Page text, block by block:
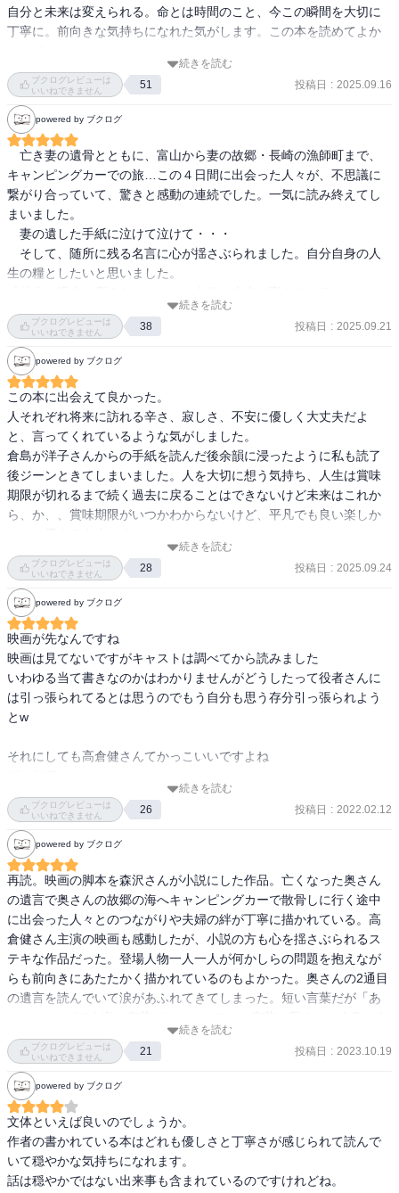
なんだか急に目の前が
曇った。
うん、体に気をつけて
頑張るよ、父さん。
今ごろは見晴しのいい
遥かな海辺でポツンと、
大好きだった釣りでも
しているのかしら。
どうせなにも釣れずに
ぼんやり空でも眺めて
母さんや私もそのうち
そっちに行くから。
たかだか数十年ほんと
あっという間だから。
そして最期は私も海に
散骨してほしいな。
海を見たら思い出して
洋子さんの可愛らしい
悪戯に敬意を込めて、
ささやかだけど星五つ
捧げます。
南原の口添えで、薄香に住む吾郎という漁師を紹介され、洋子の遺
「散骨してしまえば、墓参りに意味が無くなってしまう」という吾
郎の言葉が響きました。
南原という人物の秘密にも驚かされました。
人と人との、縁を感じさせる物語でした。
森沢語録
「他人と過去は変えられないけど、自分と未来は変えられる」
「人生には賞味期限がない」
「不思議な偶然の出会いは、素敵な出来事の前触れ。三回続いた
ら、奇跡が起きる」
自分と未来は変えられる。命とは時間のこと、今この瞬間を大切に
丁寧に。前向きな気持ちになれた気がします。この本を読めてよか
続きを読む
ブクログレビューは
いいねできません
51 投稿日 : 2025.09.16
powered by ブクログ
亡き妻の遺骨とともに、富山から妻の故郷・長崎の漁師町まで、
キャンピングカーでの旅…この４日間に出会った人々が、不思議に
繋がり合っていて、驚きと感動の連続でした。一気に読み終えてし
まいました。
妻の遺した手紙に泣けて泣けて・・・
そして、随所に残る名言に心が揺さぶられました。自分自身の人
生の糧としたいと思いました。
「人生には賞味期限がない」
「偶然のいい出会いっていうのは素敵なことが起きる予兆で、それ
が三つ続いたときに、驚くような奇跡が起きる」
続きを読む
ブクログレビューは
いいねできません
38 投稿日 : 2025.09.21
powered by ブクログ
この本に出会えて良かった。
人それぞれ将来に訪れる辛さ、寂しさ、不安に優しく大丈夫だよ
と、言ってくれているような気がしました。
倉島が洋子さんからの手紙を読んだ後余韻に浸ったように私も読了
後ジーンときてしまいました。人を大切に想う気持ち、人生は賞味
期限が切れるまで続く過去に戻ることはできないけど未来はこれか
ら、か、、賞味期限がいつかわからないけど、平凡でも良い楽しか
続きを読む
ブクログレビューは
いいねできません
28 投稿日 : 2025.09.24
powered by ブクログ
映画が先なんですね
映画は見てないですがキャストは調べてから読みました
いわゆる当て書きなのかはわかりませんがどうしたって役者さんに
は引っ張られてるとは思うのでもう自分も思う存分引っ張られよう
とw
それにしても高倉健さんてかっこいいですよね
無口なのにすごくこう伝わってくるんですよね
こんなかっこいい大人になりたいと思った時期もありましたが無理
です
もう無口が無理
しゃべっちゃいますもん
あき竹城さんばりにしゃべっちゃいますもん
あき竹城…略して『あきたけ』なんちて
（たいして略してないし、ダジャレももうここまで来たか…感がエ
グい）
理想の夫婦像っていうのはそれぞれにあってそれこそ星の数ほどあ
るのかもしれないけど
幸せな夫婦っていうのは理想の夫婦像が一致していて理想にはほど
遠かったにしてもお互いに足りないところが共有できているか
あるいは理想なんてなくて日々の生活に小さな満足感を得ることが
できる夫婦なんじゃないか
そんなことを思いました
続きを読む
ブクログレビューは
いいねできません
26 投稿日 : 2022.02.12
powered by ブクログ
再読。映画の脚本を森沢さんが小説にした作品。亡くなった奥さん
の遺言で奥さんの故郷の海へキャンピングカーで散骨しに行く途中
に出会った人々とのつながりや夫婦の絆が丁寧に描かれている。高
倉健さん主演の映画も感動したが、小説の方も心を揺さぶられるス
テキな作品だった。登場人物一人一人が何かしらの問題を抱えなが
らも前向きにあたたかく描かれているのもよかった。奥さんの2通目
の遺言を読んでいて涙があふれてきてしまった。短い言葉だが「あ
緒子の「他人の厚意は？」（奈緒子）「受け取るべき、でしたね」
（倉島）「正解です」（奈緒子）のやり取りもおもしろかった。小
説の中に出て来る風鈴の音、シャボン玉、種田山頭火の句も印象
的。小説の中に出て来る宮沢賢治作詞作曲の「星めぐりの歌」を
YouTubeで高畑充希さんが歌っているのを聴いてみたら、とても優
しい歌で心があたたかくなる心に沁みる曲だった。
心に残った言葉
続きを読む
ブクログレビューは
いいねできません
21 投稿日 : 2023.10.19
powered by ブクログ
文体といえば良いのでしょうか。
作者の書かれている本はどれも優しさと丁寧さが感じられて読んで
いて穏やかな気持ちになれます。
話は穏やかではない出来事も含まれているのですけれどね。